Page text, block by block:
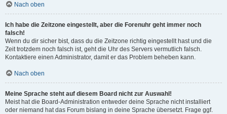
Nach oben
Ich habe die Zeitzone eingestellt, aber die Forenuhr geht immer noch
falsch!
Wenn du dir sicher bist, dass du die Zeitzone richtig eingestellt hast und die
Zeit trotzdem noch falsch ist, geht die Uhr des Servers vermutlich falsch.
Kontaktiere einen Administrator, damit er das Problem beheben kann.
Nach oben
Meine Sprache steht auf diesem Board nicht zur Auswahl!
Meist hat die Board-Administration entweder deine Sprache nicht installiert
oder niemand hat das Forum bislang in deine Sprache übersetzt. Frage ggf.